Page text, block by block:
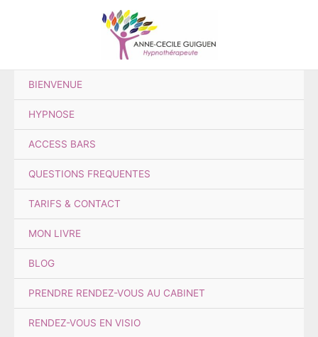
BIENVENUE
HYPNOSE
ACCESS BARS
QUESTIONS FREQUENTES
TARIFS & CONTACT
MON LIVRE
BLOG
PRENDRE RENDEZ-VOUS AU CABINET
RENDEZ-VOUS EN VISIO